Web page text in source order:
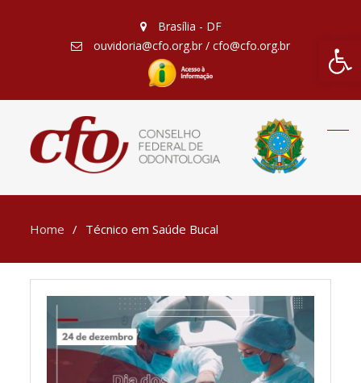
Barra
Brasília - DF
ouvidoria@cfo.org.br / cfo@cfo.org.br
Home Técnico em Saúde Bucal